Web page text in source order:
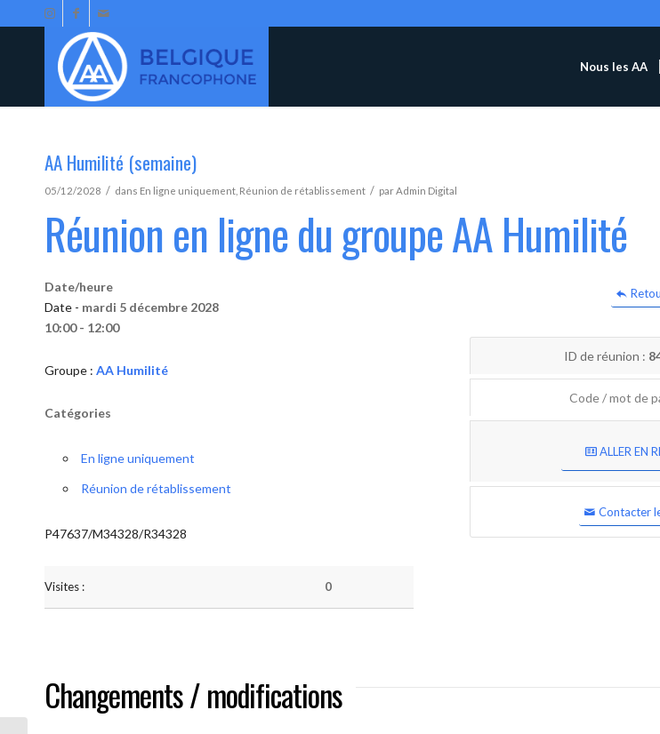
Nous les AA
AA Humilité (semaine)
05/12/2028 / dans En ligne uniquement Réunion de rétablissement / parAdmin Digital
Réunion en ligne du groupe AA Humilité
Date/heure
Date - mardi 5 décembre 2028
10:00 - 12:00
Groupe : AA Humilité
Catégories
En ligne uniquement
Réunion de rétablissement
P47637/M34328/R34328
Visites : 0
ID de réunion :
Code / mot de
ALLER EN
Contacter
Changements / modifications